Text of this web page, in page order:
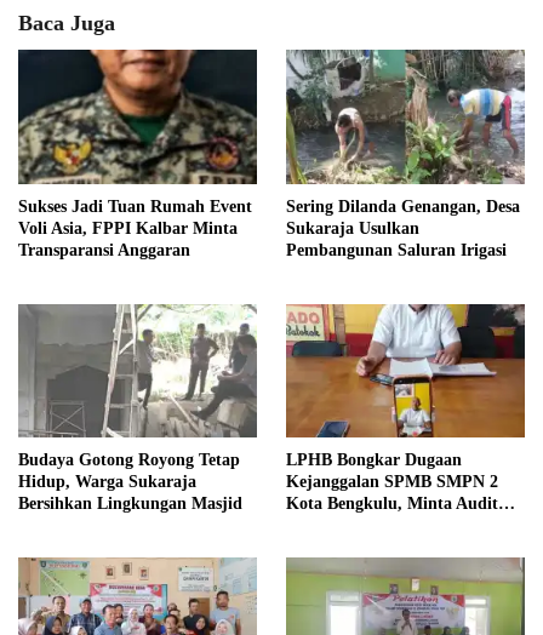
Baca Juga
Sukses Jadi Tuan Rumah Event
Voli Asia, FPPI Kalbar Minta
Transparansi Anggaran
Sering Dilanda Genangan, Desa
Sukaraja Usulkan
Pembangunan Saluran Irigasi
Budaya Gotong Royong Tetap
Hidup, Warga Sukaraja
Bersihkan Lingkungan Masjid
LPHB Bongkar Dugaan
Kejanggalan SPMB SMPN 2
Kota Bengkulu, Minta Audit